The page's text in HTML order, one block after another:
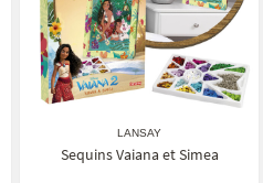
LANSAY
Sequins Vaiana et Simea